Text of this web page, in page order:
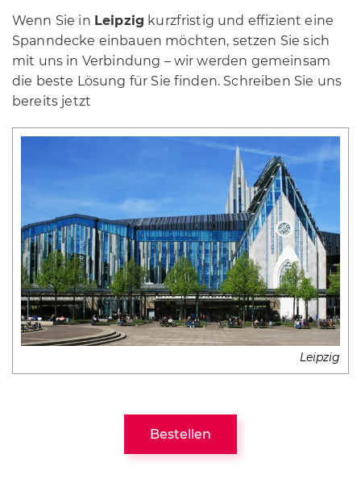
Leipzig
Wenn Sie in Leipzig kurzfristig und effizient eine
Spanndecke einbauen möchten, setzen Sie sich
mit uns in Verbindung – wir werden gemeinsam
die beste Lösung für Sie finden. Schreiben Sie uns
bereits jetzt
Bestellen